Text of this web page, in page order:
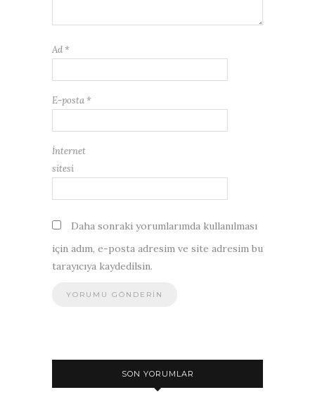
Ad *
E-posta *
İnternet
sitesi
Daha sonraki yorumlarımda kullanılması
için adım, e-posta adresim ve site adresim bu
tarayıcıya kaydedilsin.
SON YORUMLAR